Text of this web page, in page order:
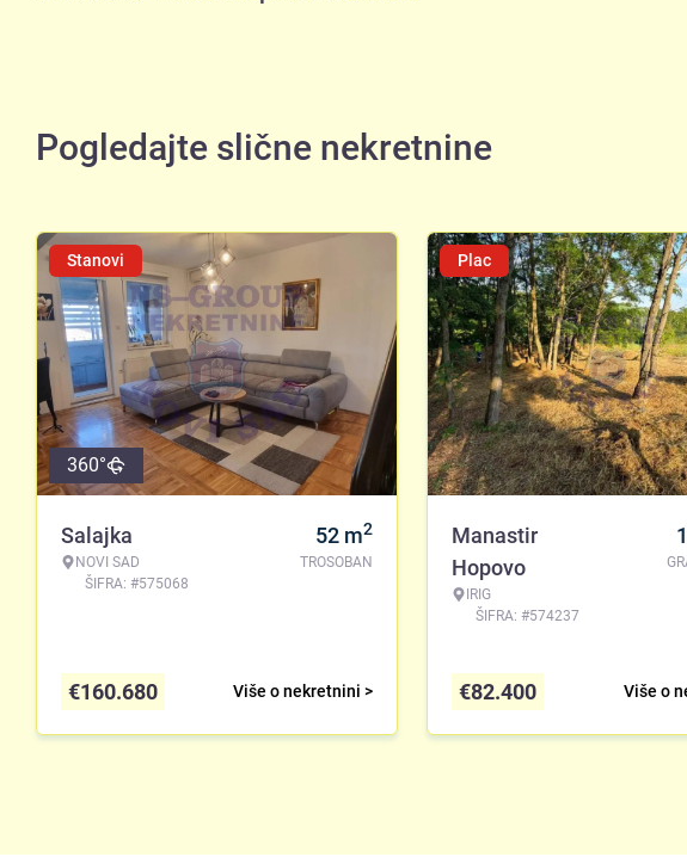
Pogledajte slične nekretnine
Stanovi
360°
Salajka
NOVI SAD
ŠIFRA: #575068
52 m2
TROSOBAN
Više o nekretnini >
€160.680
Plac
Manastir
Hopovo
IRIG
ŠIFRA: #574237
Više o
€82.400